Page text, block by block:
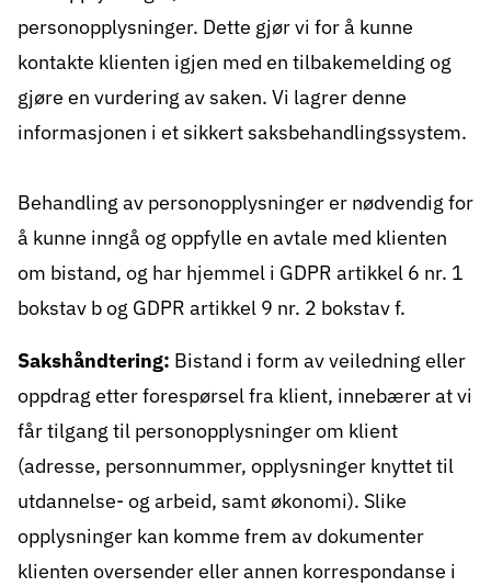
personopplysninger. Dette gjør vi for å kunne
kontakte klienten igjen med en tilbakemelding og
gjøre en vurdering av saken. Vi lagrer denne
informasjonen i et sikkert saksbehandlingssystem.
Behandling av personopplysninger er nødvendig for
å kunne inngå og oppfylle en avtale med klienten
om bistand, og har hjemmel i GDPR artikkel 6 nr. 1
bokstav b og GDPR artikkel 9 nr. 2 bokstav f.
Sakshåndtering: Bistand i form av veiledning eller
oppdrag etter forespørsel fra klient, innebærer at vi
får tilgang til personopplysninger om klient
(adresse, personnummer, opplysninger knyttet til
utdannelse- og arbeid, samt økonomi). Slike
opplysninger kan komme frem av dokumenter
klienten oversender eller annen korrespondanse i